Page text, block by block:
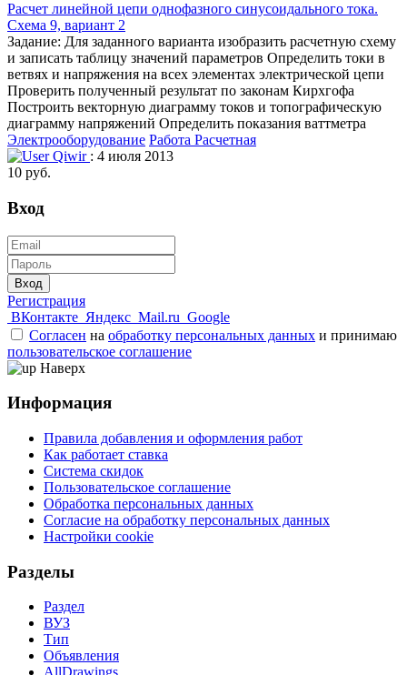
Расчет линейной цепи однофазного синусоидального тока.
Схема 9, вариант 2
Задание: Для заданного варианта изобразить расчетную схему
и записать таблицу значений параметров Определить токи в
ветвях и напряжения на всех элементах электрической цепи
Проверить полученный результат по законам Кирхгофа
Построить векторную диаграмму токов и топографическую
диаграмму напряжений Определить показания ваттметра
Электрооборудование Работа Расчетная
Qiwir : 4 июля 2013
10 руб.
Вход
Вход
Регистрация
ВКонтакте Яндекс Mail.ru Google
Согласен на обработку персональных данных и принимаю
пользовательское соглашение
Наверх
Информация
Правила добавления и оформления работ
Как работает ставка
Система скидок
Пользовательское соглашение
Обработка персональных данных
Согласие на обработку персональных данных
Настройки cookie
Разделы
Раздел
ВУЗ
Тип
Объявления